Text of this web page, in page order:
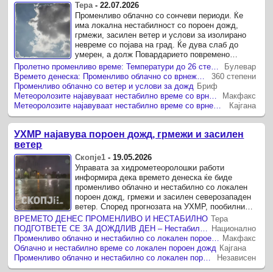
Тера-22.07.2026
Променливо облачно со сончеви периоди. Ќе
има локална нестабилност со пороен дожд,
грмежи, засилен ветер и услови за изолирано
невреме со појава на град. Ќе дува слаб до
умерен, а долж Повардарието повремено
засилен ветер од северен правец.
Пролетно променливо време: Температури до 26 степени, од петок локално невреме со силен ветер и обилни врнежи
Булевар
Времето денеска: Променливо облачно со врнежи од дожд и температура до 24 степени
360 степени
Променливо облачно со ветер и услови за дожд Бриф
Метеоролозите најавуваат нестабилно време со врнежи и ветер во текот на продолжениот празничен викенд
Макфакс
Метеоролозите најавуваат нестабилно време со врнежи и ветер во текот на продолжениот празничен викенд
Кајгана
УХМР најавува пороен дожд, грмежи и засилен
ветер
Скопје1 -19.05.2026
Управата за хидрометеоролошки работи
информира дека времето денеска ќе биде
променливо облачно и нестабилно со локален
пороен дожд, грмежи и засилен северозападен
ветер. Според прогнозата на УХМР, пообилни
врнежи, над 20 литри на метар квадратен, се ...
ВРЕМЕТО ДЕНЕС ПРОМЕНЛИВО И НЕСТАБИЛНО Тера
ПОДГОТВЕТЕ СЕ ЗА ДОЖДЛИВ ДЕН – Нестабилност и грмежи во повеќе делови од земјата Национално
Променливо облачно и нестабилно со локален пороен дожд, пообилен во западните и југозападните делови Макфакс
Облачно и нестабилно време со локален пороен дожд Кајгана
Променливо облачно и нестабилно со локален пороен дожд
Независен